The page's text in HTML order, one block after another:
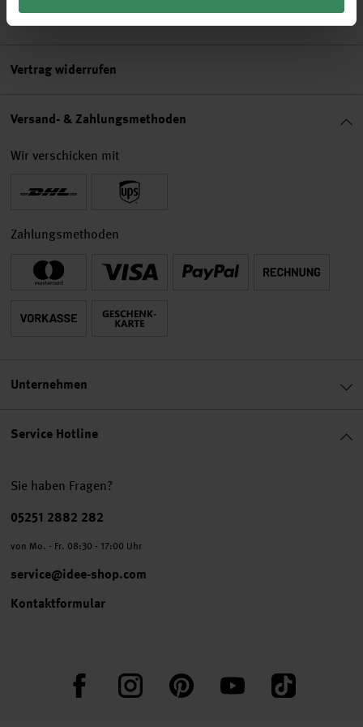
Service Hotline
Sie haben Fragen?
Telefonnummer
05251 2882 282
von Mo. - Fr. 08:30 - 17:00 Uhr
service@idee-shop.com
Kontaktformular
FacebookInstagram PinterestYouTube TikTok
Vertrag widerrufen
Versand- & Zahlungsmethoden
Wir verschicken mit
Zahlungsmethoden
Unternehmen